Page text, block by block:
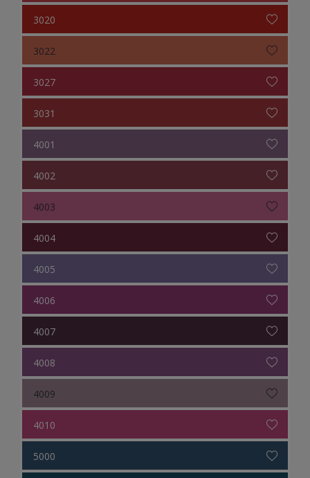
3020
3022
3027
3031
4001
4002
4003
4004
4005
4006
4007
4008
4009
4010
5000